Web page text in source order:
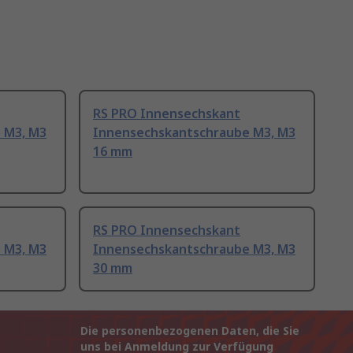
M3
RS PRO Innensechskant
Innensechskantschraube M3, M3
16 mm
M3
RS PRO Innensechskant
Innensechskantschraube M3, M3
30 mm
Die personenbezogenen Daten, die Sie
uns bei Anmeldung zur Verfügung